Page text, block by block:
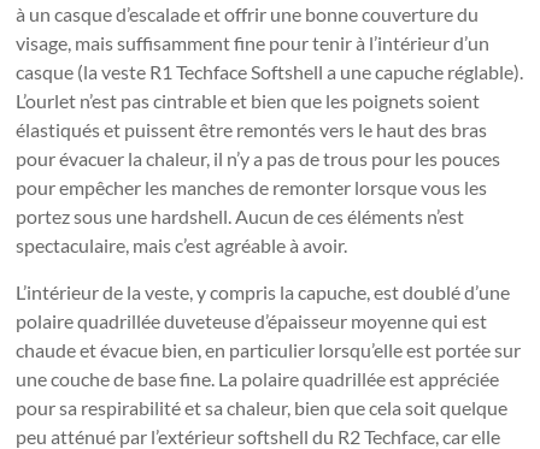
à un casque d’escalade et offrir une bonne couverture du
visage, mais suffisamment fine pour tenir à l’intérieur d’un
casque (la veste R1 Techface Softshell a une capuche réglable).
L’ourlet n’est pas cintrable et bien que les poignets soient
élastiqués et puissent être remontés vers le haut des bras
pour évacuer la chaleur, il n’y a pas de trous pour les pouces
pour empêcher les manches de remonter lorsque vous les
portez sous une hardshell. Aucun de ces éléments n’est
spectaculaire, mais c’est agréable à avoir.
L’intérieur de la veste, y compris la capuche, est doublé d’une
polaire quadrillée duveteuse d’épaisseur moyenne qui est
chaude et évacue bien, en particulier lorsqu’elle est portée sur
une couche de base fine. La polaire quadrillée est appréciée
pour sa respirabilité et sa chaleur, bien que cela soit quelque
peu atténué par l’extérieur softshell du R2 Techface, car elle